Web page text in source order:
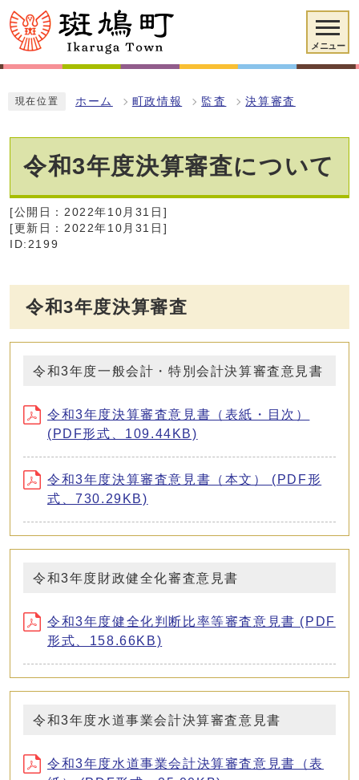
メニュー
現在位置 ホーム 町政情報 監査 決算審査
令和3年度決算審査について
[公開日：2022年10月31日]
[更新日：2022年10月31日]
ID:2199
令和3年度決算審査
令和3年度一般会計・特別会計決算審査意見書
令和3年度決算審査意見書（表紙・目次）
(PDF形式、109.44KB)
令和3年度決算審査意見書（本文） (PDF形
式、730.29KB)
令和3年度財政健全化審査意見書
令和3年度健全化判断比率等審査意見書 (PDF
形式、158.66KB)
令和3年度水道事業会計決算審査意見書
令和3年度水道事業会計決算審査意見書（表